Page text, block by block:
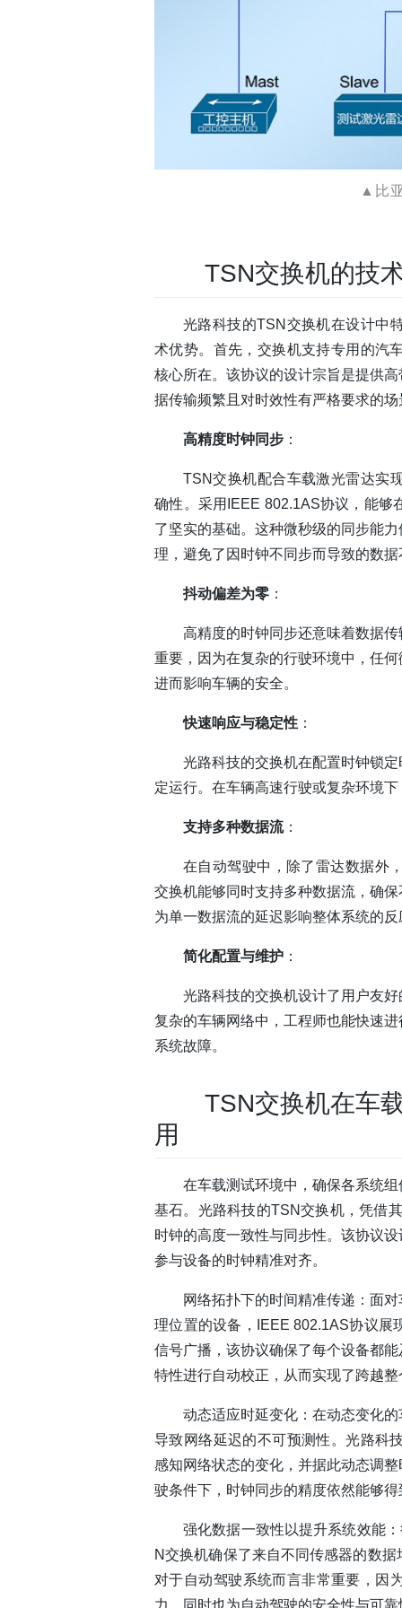
▲比
TSN交换机的技
光路科技的TSN交换机在设计中
术优势。首先，交换机支持专用的汽
核心所在。该协议的设计宗旨是提供
据传输频繁且对时效性有严格要求的场
高精度时钟同步 ：
TSN交换机配合车载激光雷达实
确性。采用IEEE 802.1AS协议，能够
了坚实的基础。这种微秒级的同步能
理，避免了因时钟不同步而导致的数
抖动偏差为零 ：
高精度的时钟同步还意味着数据
重要，因为在复杂的行驶环境中，任
进而影响车辆的安全。
快速响应与稳定性 ：
光路科技的交换机在配置时钟锁
定运行。在车辆高速行驶或复杂环境
支持多种数据流：
在自动驾驶中，除了雷达数据外
交换机能够同时支持多种数据流，确
为单一数据流的延迟影响整体系统的反
简化配置与维护 ：
光路科技的交换机设计了用户友
复杂的车辆网络中，工程师也能快速
系统故障。
TSN交换机在车
用
在车载测试环境中，确保各系统
基石。光路科技的TSN交换机，凭借
时钟的高度一致性与同步性。该协议
参与设备的时钟精准对齐。
网络拓扑下的时间精准传递：面
理位置的设备，IEEE 802.1AS协议展
信号广播，该协议确保了每个设备都
特性进行自动校正，从而实现了跨越
动态适应时延变化：在动态变化
导致网络延迟的不可预测性。光路科
感知网络状态的变化，并据此动态调
驶条件下，时钟同步的精度依然能够
强化数据一致性以提升系统效能
N交换机确保了来自不同传感器的数
对于自动驾驶系统而言非常重要，因